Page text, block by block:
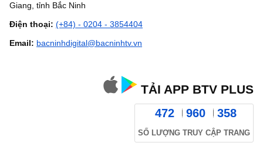
Giang, tỉnh Bắc Ninh
Điện thoại: (+84) - 0204 - 3854404
Email: bacninhdigital@bacninhtv.vn
TẢI APP BTV PLUS
472 960 358
SỐ LƯỢNG TRUY CẬP TRANG